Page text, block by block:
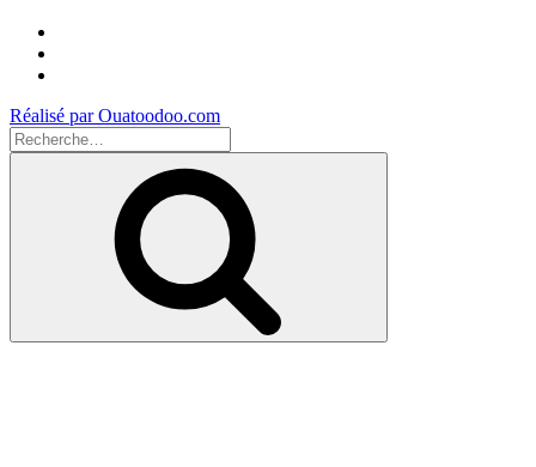
Réalisé par Ouatoodoo.com
Recherche
pour